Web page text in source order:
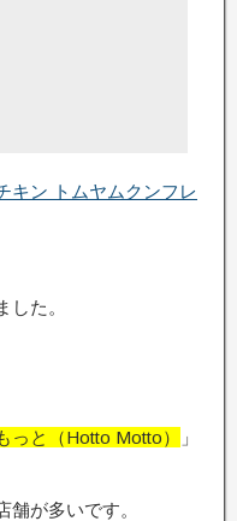
キン トムヤムクンフレ
た。
っと（Hotto Motto）
」
が多いです。